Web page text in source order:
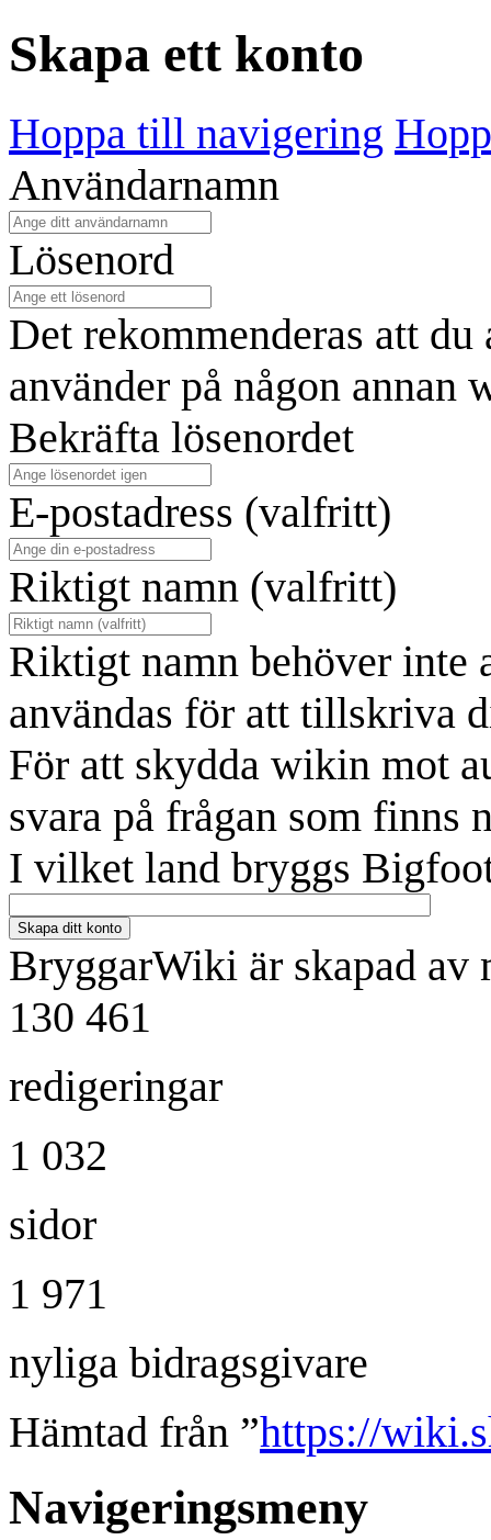
Skapa ett konto
Hoppa till navigering
Användarnamn
Lösenord
Det rekommenderas att
använder på någon annan
Bekräfta lösenordet
E-postadress (valfritt)
Riktigt namn (valfritt)
Riktigt namn behöver inte
användas för att tillskriva
För att skydda wikin mot
svara på frågan som finns
I vilket land bryggs
Skapa ditt konto
BryggarWiki är skapad av
130 461
redigeringar
1 032
sidor
1 971
nyliga bidragsgivare
Hämtad från ”https://
Navigeringsmeny